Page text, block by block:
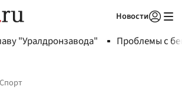
Новости
"Уралдронзавода" Проблемы с
Спорт